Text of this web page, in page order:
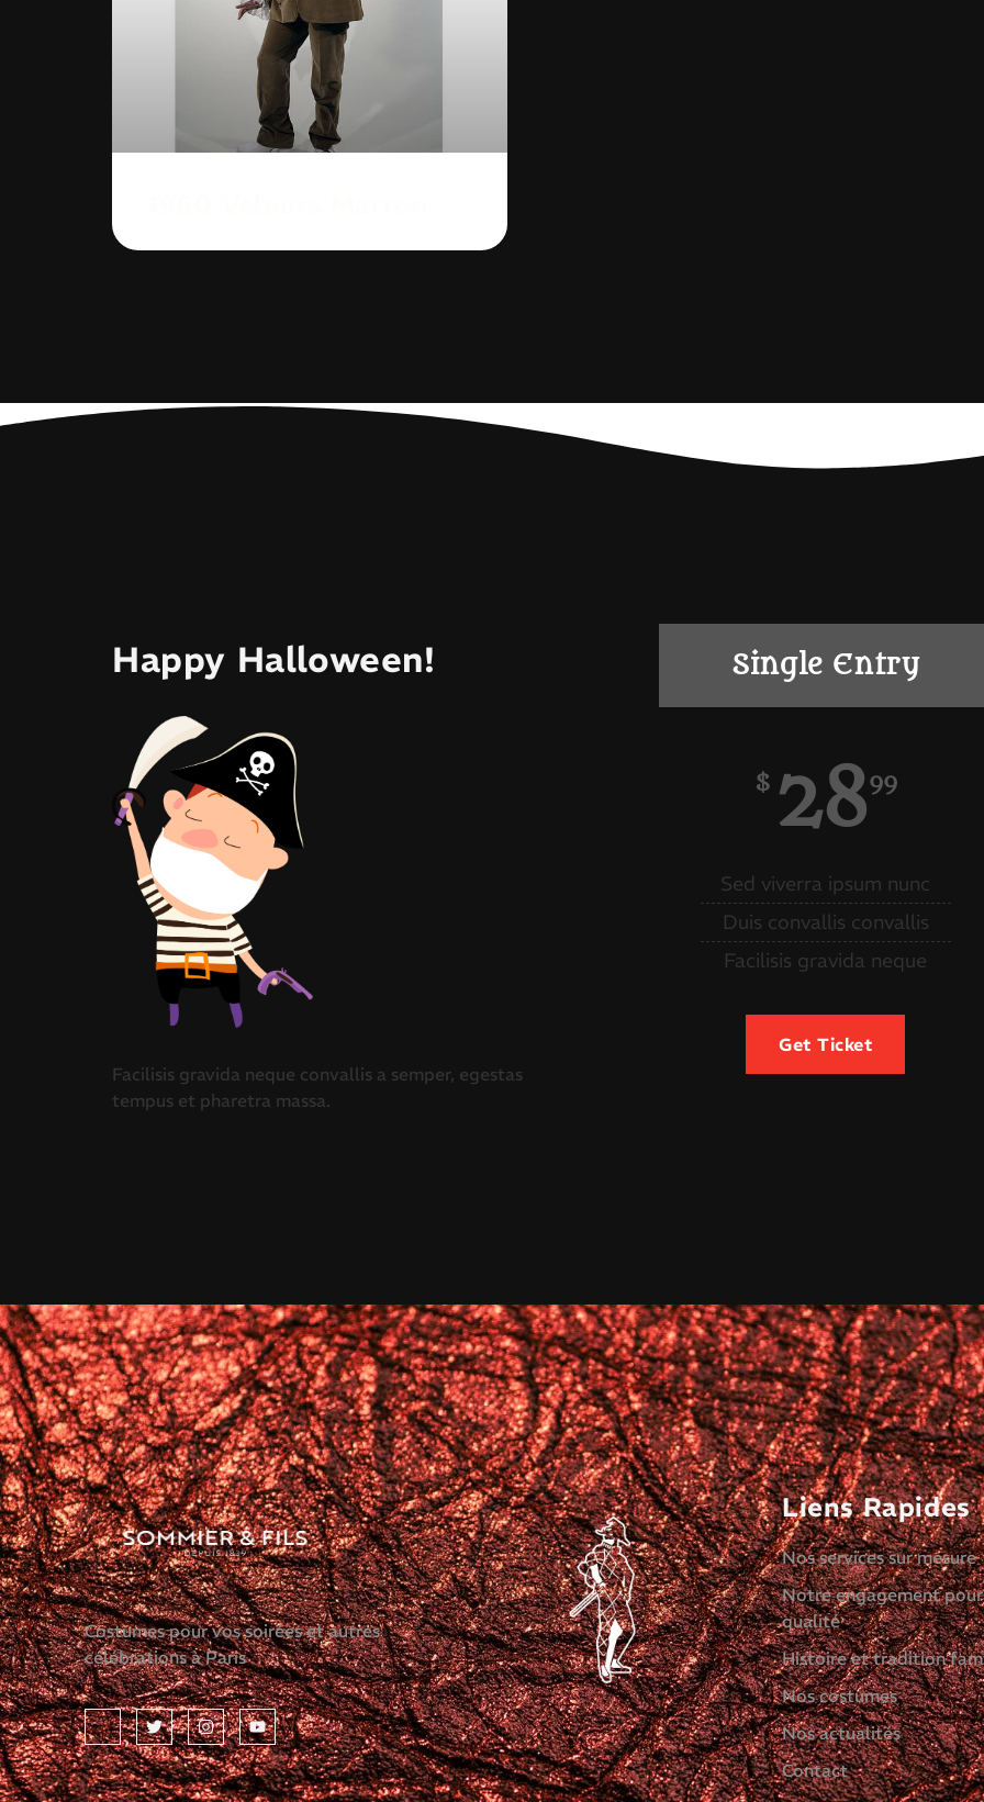
Happy Halloween!
Facilisis gravida neque convallis a semper, egestas
tempus et pharetra massa.
Single Entry
$ 2899
Sed viverra ipsum nunc
Duis convallis convallis
Facilisis gravida neque
Get Ticket
Costumes pour vos soirées et autres
célébrations à Paris
Liens Rapides
Nos services sur mesure
Notre engagement
qualité
Histoire et tradition
Nos costumes
Nos actualités
Contact